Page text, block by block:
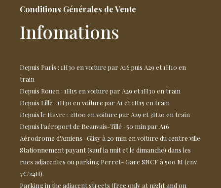
Conditions Générales de Vente
Infomations
Depuis Paris : 1H30 en voiture par A16 puis A29 et 1H10 en
train
Depuis Rouen : 1H15 en voiture par A29 et 1H30 en train
Depuis Lille : 1H30 en voiture par A1 et 1H15 en train
Depuis le Havre : 2H00 en voiture par A29 et 3H20 en train
Depuis l'aéroport de Beauvais-Tillé : 50 min par A16
Aérodrome d'Amiens- Glisy à 20 min en voiture du centre ville
Stationnement payant (sauf la nuit et le dimanche) dans les
rues adjacentes ou parking Perret- Gare SNCF à 500 M (env.
7€/24H).
Parking in the adjacent streets (free only at night and on